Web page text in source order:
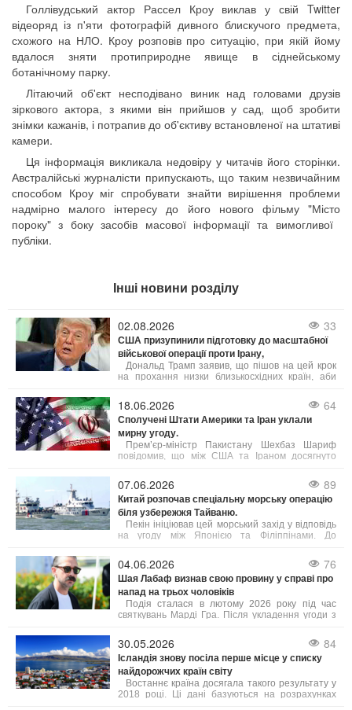
Голлівудський актор Рассел Кроу виклав у свій Twitter
відеоряд із п'яти фотографій дивного блискучого предмета,
схожого на НЛО. Кроу розповів про ситуацію, при якій йому
вдалося зняти протиприродне явище в сіднейському
ботанічному парку.
Літаючий об'єкт несподівано виник над головами друзів
зіркового актора, з якими він прийшов у сад, щоб зробити
знімки кажанів, і потрапив до об'єктиву встановленої на штативі
камери.
Ця інформація викликала недовіру у читачів його сторінки.
Австралійські журналісти припускають, що таким незвичайним
способом Кроу міг спробувати знайти вирішення проблеми
надмірно малого інтересу до його нового фільму "Місто
пороку" з боку засобів масової інформації та вимогливої ​​
публіки.
Інші новини розділу
02.08.2026 33
США призупинили підготовку до масштабної
військової операції проти Ірану,
Дональд Трамп заявив, що пішов на цей крок
на прохання низки близькосхідних країн, аби
готовність США до безпрецедентного силового
тиску, пріоритетом було обрано укладення
угоди, яка б гарантувала безпеку судноплавства
в Ормузькій протоці та ліквідацію ядерної
загрози з боку Тегерана. Ізраїль, за словами
Трампа, підтримує такий підхід.
18.06.2026 64
Сполучені Штати Америки та Іран уклали
мирну угоду.
Прем’єр-міністр Пакистану Шехбаз Шариф
повідомив, що між США та Іраном досягнуто
07.06.2026 89
Китай розпочав спеціальну морську операцію
біля узбережжя Тайваню.
Пекін ініціював цей морський захід у відповідь
на угоду між Японією та Філіппінами. До
провінцій, а також китайська берегова охорона.
04.06.2026 76
Шая Лабаф визнав свою провину у справі про
напад на трьох чоловіків
Подія сталася в лютому 2026 року під час
святкувань Марді Гра. Після укладення угоди з
випробувального терміну. Крім цього, актор має
пройти курс лікування від алкогольної
залежності, тренінги з контролю над гнівом та
навчання толерантності. У разі невиконання
цих умов йому загрожує півроку ув’язнення.
30.05.2026 84
Ісландія знову посіла перше місце у списку
найдорожчих країн світу
Востаннє країна досягала такого результату у
2018 році. Ці дані базуються на розрахунках